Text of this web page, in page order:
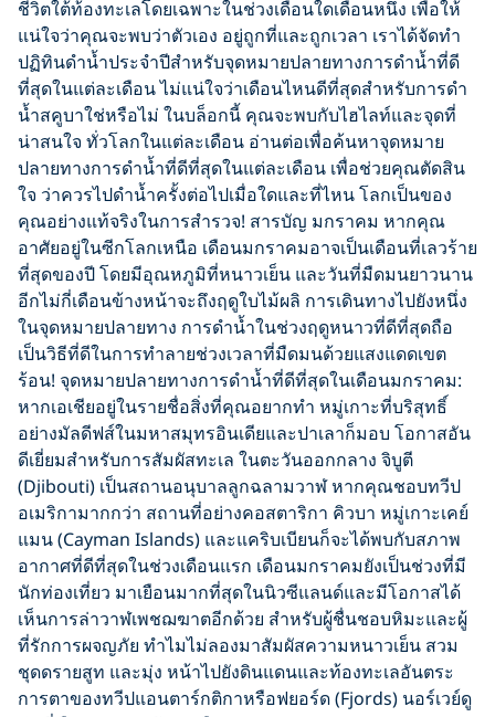
ชีวิตใต้ท้องทะเลโดยเฉพาะในช่วงเดือนใดเดือนหนึ่ง เพื่อให้
แน่ใจว่าคุณจะพบว่าตัวเอง อยู่ถูกที่และถูกเวลา เราได้จัดทำ
ปฏิทินดำน้ำประจำปีสำหรับจุดหมายปลายทางการดำน้ำที่ดี
ที่สุดในแต่ละเดือน ไม่แน่ใจว่าเดือนไหนดีที่สุดสำหรับการดำ
น้ำสคูบาใช่หรือไม่ ในบล็อกนี้ คุณจะพบกับไฮไลท์และจุดที่
น่าสนใจ ทั่วโลกในแต่ละเดือน อ่านต่อเพื่อค้นหาจุดหมาย
ปลายทางการดำน้ำที่ดีที่สุดในแต่ละเดือน เพื่อช่วยคุณตัดสิน
ใจ ว่าควรไปดำน้ำครั้งต่อไปเมื่อใดและที่ไหน โลกเป็นของ
คุณอย่างแท้จริงในการสำรวจ! สารบัญ มกราคม หากคุณ
อาศัยอยู่ในซีกโลกเหนือ เดือนมกราคมอาจเป็นเดือนที่เลวร้าย
ที่สุดของปี โดยมีอุณหภูมิที่หนาวเย็น และวันที่มืดมนยาวนาน
อีกไม่กี่เดือนข้างหน้าจะถึงฤดูใบไม้ผลิ การเดินทางไปยังหนึ่ง
ในจุดหมายปลายทาง การดำน้ำในช่วงฤดูหนาวที่ดีที่สุดถือ
เป็นวิธีที่ดีในการทำลายช่วงเวลาที่มืดมนด้วยแสงแดดเขต
ร้อน! จุดหมายปลายทางการดำน้ำที่ดีที่สุดในเดือนมกราคม:
หากเอเชียอยู่ในรายชื่อสิ่งที่คุณอยากทำ หมู่เกาะที่บริสุทธิ์
อย่างมัลดีฟส์ในมหาสมุทรอินเดียและปาเลาก็มอบ โอกาสอัน
ดีเยี่ยมสำหรับการสัมผัสทะเล ในตะวันออกกลาง จิบูตี
(Djibouti) เป็นสถานอนุบาลลูกฉลามวาฬ หากคุณชอบทวีป
อเมริกามากกว่า สถานที่อย่างคอสตาริกา คิวบา หมู่เกาะเคย์
แมน (Cayman Islands) และแคริบเบียนก็จะได้พบกับสภาพ
อากาศที่ดีที่สุดในช่วงเดือนแรก เดือนมกราคมยังเป็นช่วงที่มี
นักท่องเที่ยว มาเยือนมากที่สุดในนิวซีแลนด์และมีโอกาสได้
เห็นการล่าวาฬเพชฌฆาตอีกด้วย สำหรับผู้ชื่นชอบหิมะและผู้
ที่รักการผจญภัย ทำไมไม่ลองมาสัมผัสความหนาวเย็น สวม
ชุดดรายสูท และมุ่ง หน้าไปยังดินแดนและท้องทะเลอันตระ
การตาของทวีปแอนตาร์กติกาหรือฟยอร์ด (Fjords) นอร์เวย์ดู